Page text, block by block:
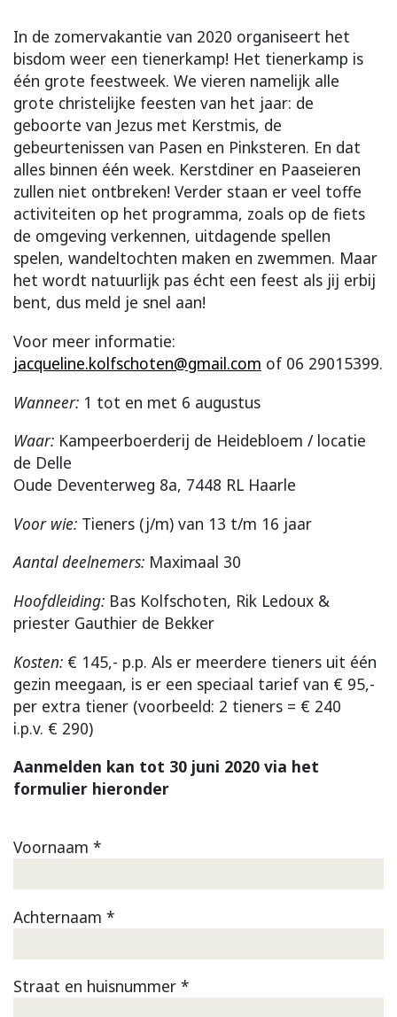
In de zomervakantie van 2020 organiseert het
bisdom weer een tienerkamp! Het tienerkamp is
één grote feestweek. We vieren namelijk alle
grote christelijke feesten van het jaar: de
geboorte van Jezus met Kerstmis, de
gebeurtenissen van Pasen en Pinksteren. En dat
alles binnen één week. Kerstdiner en Paaseieren
zullen niet ontbreken! Verder staan er veel toffe
activiteiten op het programma, zoals op de fiets
de omgeving verkennen, uitdagende spellen
spelen, wandeltochten maken en zwemmen. Maar
het wordt natuurlijk pas écht een feest als jij erbij
bent, dus meld je snel aan!
Voor meer informatie:
jacqueline.kolfschoten@gmail.com of 06 29015399.
Wanneer: 1 tot en met 6 augustus
Waar: Kampeerboerderij de Heidebloem / locatie
de Delle
Oude Deventerweg 8a, 7448 RL Haarle
Voor wie: Tieners (j/m) van 13 t/m 16 jaar
Aantal deelnemers: Maximaal 30
Hoofdleiding: Bas Kolfschoten, Rik Ledoux &
priester Gauthier de Bekker
Kosten: € 145,- p.p. Als er meerdere tieners uit één
gezin meegaan, is er een speciaal tarief van € 95,-
per extra tiener (voorbeeld: 2 tieners = € 240
i.p.v. € 290)
Aanmelden kan tot 30 juni 2020 via het
formulier hieronder
Voornaam *
Achternaam *
Straat en huisnummer *